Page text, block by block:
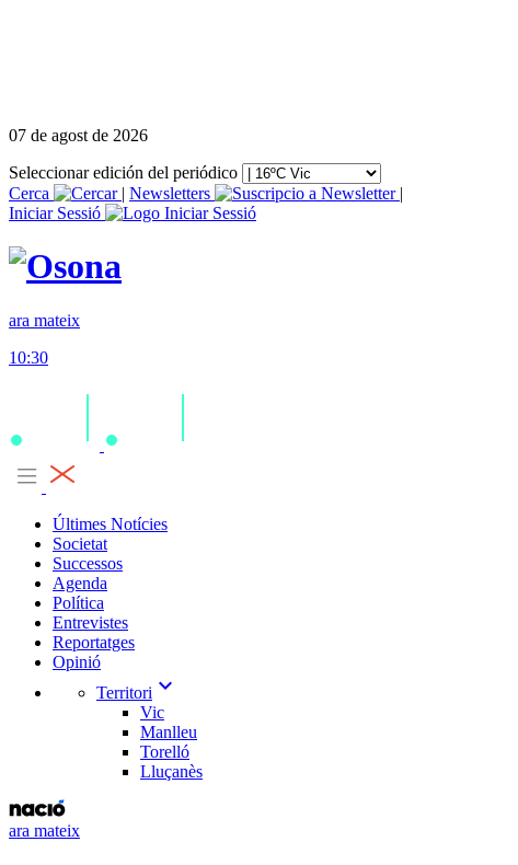
07 de agost de 2026
Seleccionar edición del periódico
Cerca
| Newsletters
|
Iniciar Sessió
ara mateix
10:30
Últimes Notícies
Societat
Successos
Agenda
Política
Entrevistes
Reportatges
Opinió
Territori expand_more
Vic
Manlleu
Torelló
Lluçanès
ara mateix